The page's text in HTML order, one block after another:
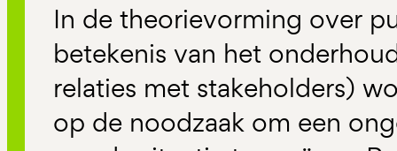
In de theorievorming over
betekenis van het
relaties met stakeholders)
op de noodzaak om een